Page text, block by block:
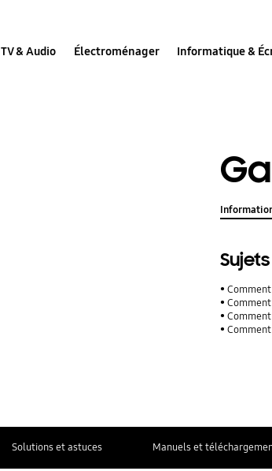
TV & Audio Électroménager Informatique &
Solutions et astuces Manuels et